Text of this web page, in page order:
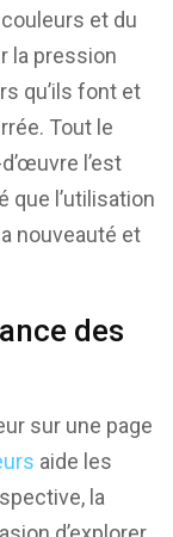
et du
la pression
qu’ils font et
Tout le
l’est
que l’utilisation
nouveauté et
des
sur une page
aide les
la